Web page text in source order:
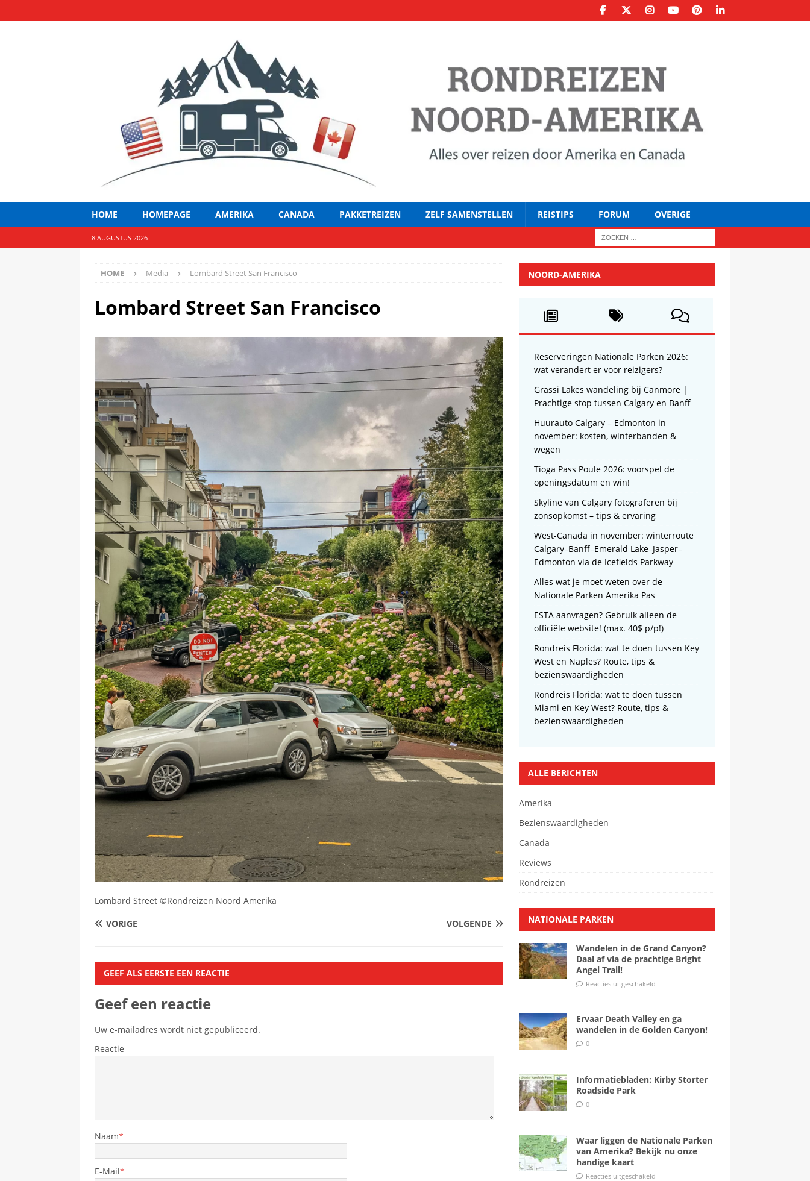
HOME HOMEPAGE AMERIKA CANADA PAKKETREIZEN ZELF SAMENSTELLEN REISTIPS FORUM OVERIGE
8 AUGUSTUS 2026
HOME Media Lombard Street San Francisco
Lombard Street San Francisco
Lombard Street ©Rondreizen Noord Amerika
VORIGE
VOLGENDE
GEEF ALS EERSTE EEN REACTIE
Geef een reactie
Uw e-mailadres wordt niet gepubliceerd.
Reactie
Naam*
E-Mail*
NOORD-AMERIKA
Reserveringen Nationale Parken 2026:
wat verandert er voor reizigers?
Grassi Lakes wandeling bij Canmore |
Prachtige stop tussen Calgary en Banff
Huurauto Calgary – Edmonton in
november: kosten, winterbanden &
wegen
Tioga Pass Poule 2026: voorspel de
openingsdatum en win!
Skyline van Calgary fotograferen bij
zonsopkomst – tips & ervaring
West-Canada in november: winterroute
Calgary–Banff–Emerald Lake–Jasper–
Edmonton via de Icefields Parkway
Alles wat je moet weten over de
Nationale Parken Amerika Pas
ESTA aanvragen? Gebruik alleen de
officiële website! (max. 40$ p/p!)
Rondreis Florida: wat te doen tussen Key
West en Naples? Route, tips &
bezienswaardigheden
Rondreis Florida: wat te doen tussen
Miami en Key West? Route, tips &
bezienswaardigheden
ALLE BERICHTEN
Amerika
Bezienswaardigheden
Canada
Reviews
Rondreizen
NATIONALE PARKEN
Wandelen in de Grand Canyon?
Daal af via de prachtige Bright
Angel Trail!
Reacties uitgeschakeld
Ervaar Death Valley en ga
wandelen in de Golden Canyon!
0
Informatiebladen: Kirby Storter
Roadside Park
0
Waar liggen de Nationale Parken
van Amerika? Bekijk nu onze
handige kaart
Reacties uitgeschakeld